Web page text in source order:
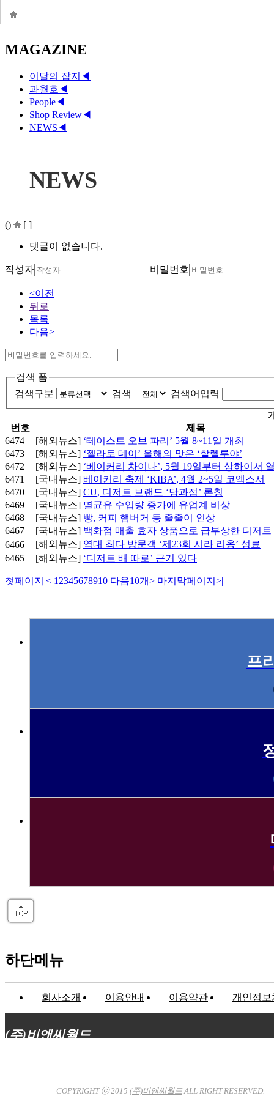
MAGAZINE
이달의 잡지 ◀
과월호 ◀
People◀
Shop Review◀
NEWS ◀
NEWS
() [ ]
댓글이 없습니다.
작성자 비밀번호
<이전
뒤로
목록
다음>
검색 폼
검색구분
검색 검색어입력
번호
제목
6474
[해외뉴스] ‘테이스트 오브 파리’ 5월 8~11일 개최
6473
[해외뉴스] ‘젤라토 데이’ 올해의 맛은 ‘할렐루야’
6472
[해외뉴스] ‘베이커리 차이나’, 5월 19일부터 상하이서
6471
[국내뉴스] 베이커리 축제 ‘KIBA’, 4월 2~5일 코엑스서
6470
[국내뉴스] CU, 디저트 브랜드 ‘당과점’ 론칭
6469
[국내뉴스] 멸균유 수입량 증가에 유업계 비상
6468
[국내뉴스] 빵, 커피 햄버거 등 줄줄이 인상
6467
[국내뉴스] 백화점 매출 효자 상품으로 급부상한 디저트
6466
[해외뉴스] 역대 최다 방문객 ‘제23회 시라 리옹’ 성료
6465
[해외뉴스] ‘디저트 배 따로’ 근거 있다
첫페이지 |< 1 2345678910 다음10개> 마지막페이지 >|
프
하단메뉴
회사소개 이용안내 이용약관 개인정보
(주)비앤씨월드
COPYRIGHT ⓒ 2015 (주)비앤씨월드ALL RIGHT RESERVED.